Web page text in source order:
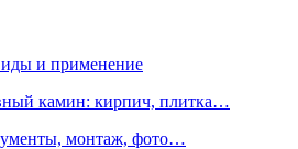
и применение
камин: кирпич, плитка…
монтаж, фото…